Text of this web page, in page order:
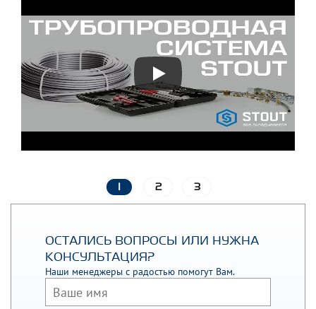
2 3
ОСТАЛИСЬ ВОПРОСЫ ИЛИ НУЖНА
КОНСУЛЬТАЦИЯ?
Наши менеджеры с радостью помогут Вам.